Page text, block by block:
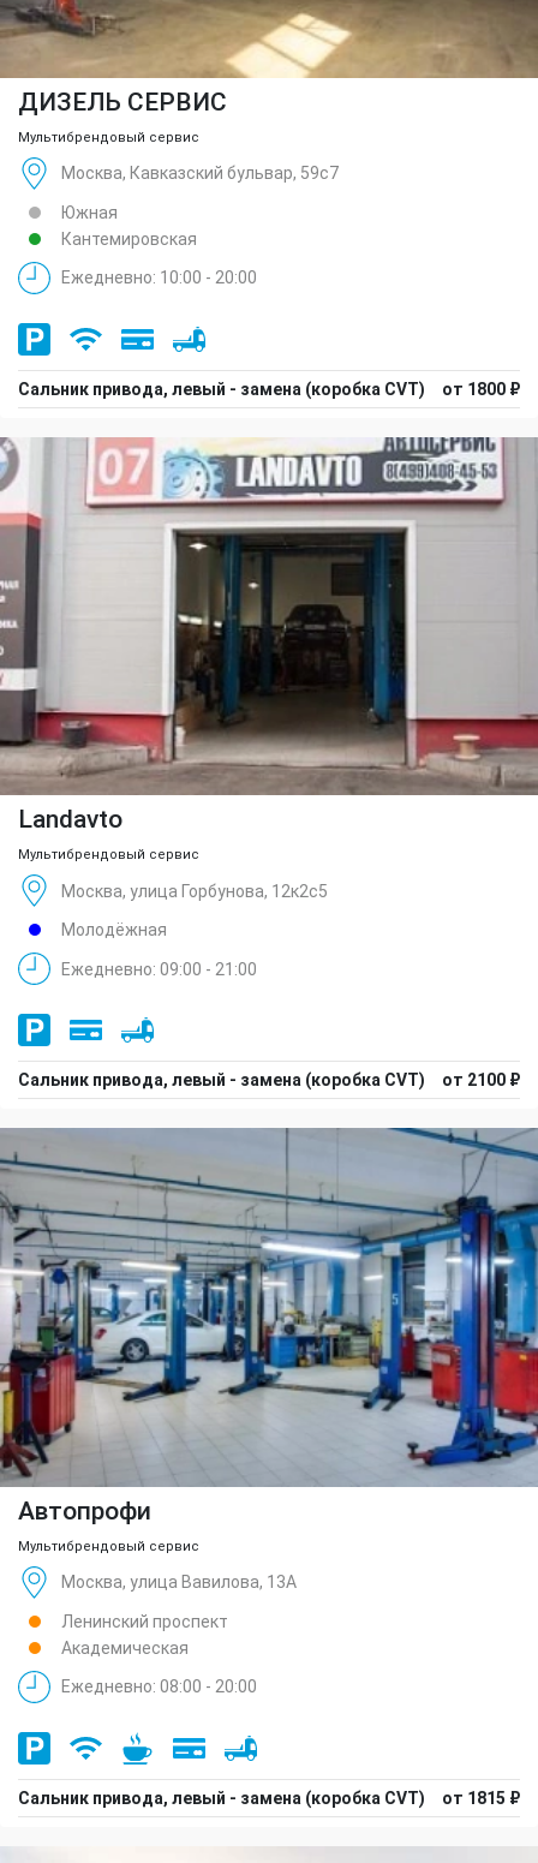
ДИЗЕЛЬ СЕРВИС
Мультибрендовый сервис
Москва, Кавказский бульвар, 59с7
Южная
Кантемировская
Ежедневно: 10:00 - 20:00
Сальник привода, левый - замена (коробка CVT) от 1800 ₽
Landavto
Мультибрендовый сервис
Москва, улица Горбунова, 12к2с5
Молодёжная
Ежедневно: 09:00 - 21:00
Сальник привода, левый - замена (коробка CVT) от 2100 ₽
Автопрофи
Мультибрендовый сервис
Москва, улица Вавилова, 13А
Ленинский проспект
Академическая
Ежедневно: 08:00 - 20:00
Сальник привода, левый - замена (коробка CVT) от 1815 ₽